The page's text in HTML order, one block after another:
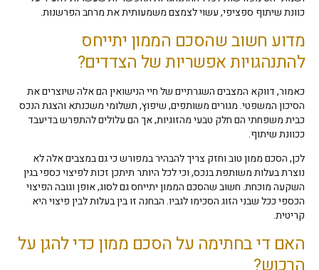
כוונת שיתוף ספציפי, עשוי לצמצם משמעותית את מרחב הפרשנות.
מדוע חשוב שהסכם הממון יתייחס
להתנהגויות אפשריות של הצדדים?
כאמור, דווקא המצבים השגרתיים של חיי הנישואין הם אלה שיוצרים את
הסיכון המשפטי. מגורים משותפים, שיפוץ, תשלומי משכנתא והצגת הנכס
כבית משפחתי הם חלק טבעי מהזוגיות, אך הם עלולים להתפרש בדיעבד
ככוונת שיתוף.
לכן, הסכם ממון טוב וחזק צריך להבהיר במפורש כי גם במצבים אלה לא
נוצרת בעלות משותפת בנכס, וכי לכל היותר תיתכן זכות לפיצוי כספי בגין
השקעה מוכחת. חשוב שהסכם הממון יתייחס גם לסוג, אופן וגובה הפיצוי
הכספי ככל שבני הזוג הסכימו לגביו. הבחנה זו בין בעלות לבין פיצוי היא
קריטית.
האם די בחתימה על הסכם ממון כדי להגן על